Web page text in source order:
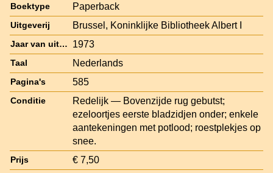
Boektype Paperback
Uitgeverij Brussel, Koninklijke Bibliotheek Albert I
Jaar van uitgave 1973
Taal Nederlands
Pagina's 585
Conditie
Redelijk — Bovenzijde rug gebutst;
ezeloortjes eerste bladzidjen onder; enkele
aantekeningen met potlood; roestplekjes op
snee.
Prijs € 7,50